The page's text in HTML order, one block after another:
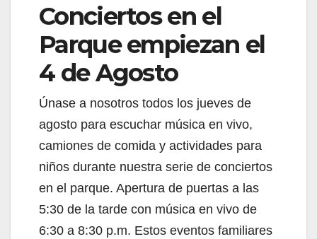
Conciertos en el
Parque empiezan el
4 de Agosto
Únase a nosotros todos los jueves de
agosto para escuchar música en vivo,
camiones de comida y actividades para
niños durante nuestra serie de conciertos
en el parque. Apertura de puertas a las
5:30 de la tarde con música en vivo de
6:30 a 8:30 p.m. Estos eventos familiares